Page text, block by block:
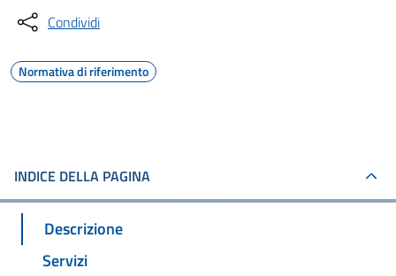
Condividi
Normativa di riferimento
INDICE DELLA PAGINA
Descrizione
Servizi